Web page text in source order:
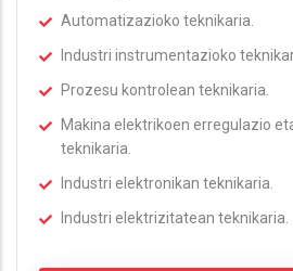
Automatizazioko teknikaria.
Industri instrumentazioko
Prozesu kontrolean teknikaria.
Makina elektrikoen erregulazio
teknikaria.
Industri elektronikan teknikaria.
Industri elektrizitatean teknikaria.